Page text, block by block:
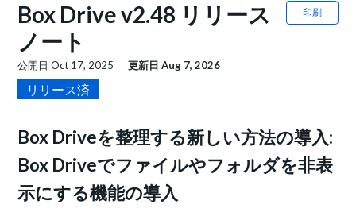
印刷
Box Drive v2.48 リリース
ノート
公開日Oct 17, 2025 更新日Aug 7, 2026
リリース済
Box Driveを整理する新しい方法の導入:
Box Driveでファイルやフォルダを非表
示にする機能の導入